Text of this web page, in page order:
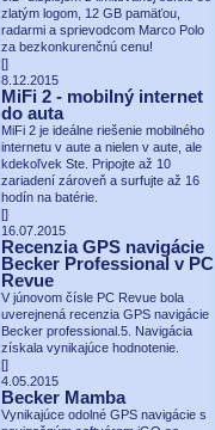
zlatým logom, 12 GB pamäťou,
radarmi a sprievodcom Marco Polo
za bezkonkurenčnú cenu!
[]
8.12.2015
MiFi 2 - mobilný internet
do auta
MiFi 2 je ideálne riešenie mobilného
internetu v aute a nielen v aute, ale
kdekoľvek Ste. Pripojte až 10
zariadení zároveň a surfujte až 16
hodín na batérie.
[]
16.07.2015
Recenzia GPS navigácie
Becker Professional v PC
Revue
V júnovom čísle PC Revue bola
uverejnená recenzia GPS navigácie
Becker professional.5. Navigácia
získala vynikajúce hodnotenie.
[]
4.05.2015
Becker Mamba
Vynikajúce odolné GPS navigácie s